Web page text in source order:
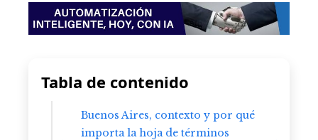
Tabla de contenido
Buenos Aires, contexto y por qué
importa la hoja de términos